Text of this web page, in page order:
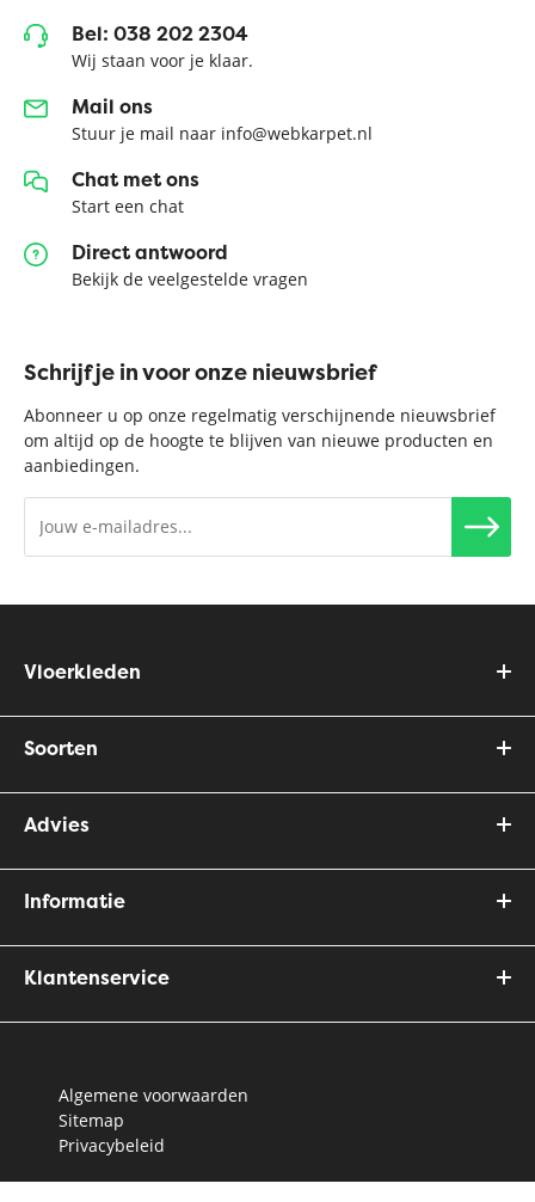
Bel: 038 202 2304
Wij staan voor je klaar.
Mail ons
Stuur je mail naar info@webkarpet.nl
Chat met ons
Start een chat
Direct antwoord
Bekijk de veelgestelde vragen
Schrijf je in voor onze nieuwsbrief
Abonneer u op onze regelmatig verschijnende nieuwsbrief
om altijd op de hoogte te blijven van nieuwe producten en
aanbiedingen.
Vloerkleden
Soorten
Advies
Informatie
Klantenservice
Algemene voorwaarden
Sitemap
Privacybeleid